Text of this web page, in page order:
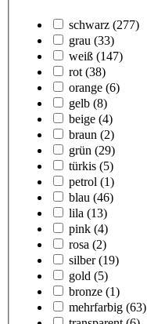
schwarz (277)
grau (33)
weiß (147)
rot (38)
orange (6)
gelb (8)
beige (4)
braun (2)
grün (29)
türkis (5)
petrol (1)
blau (46)
lila (13)
pink (4)
rosa (2)
silber (19)
gold (5)
bronze (1)
mehrfarbig (63)